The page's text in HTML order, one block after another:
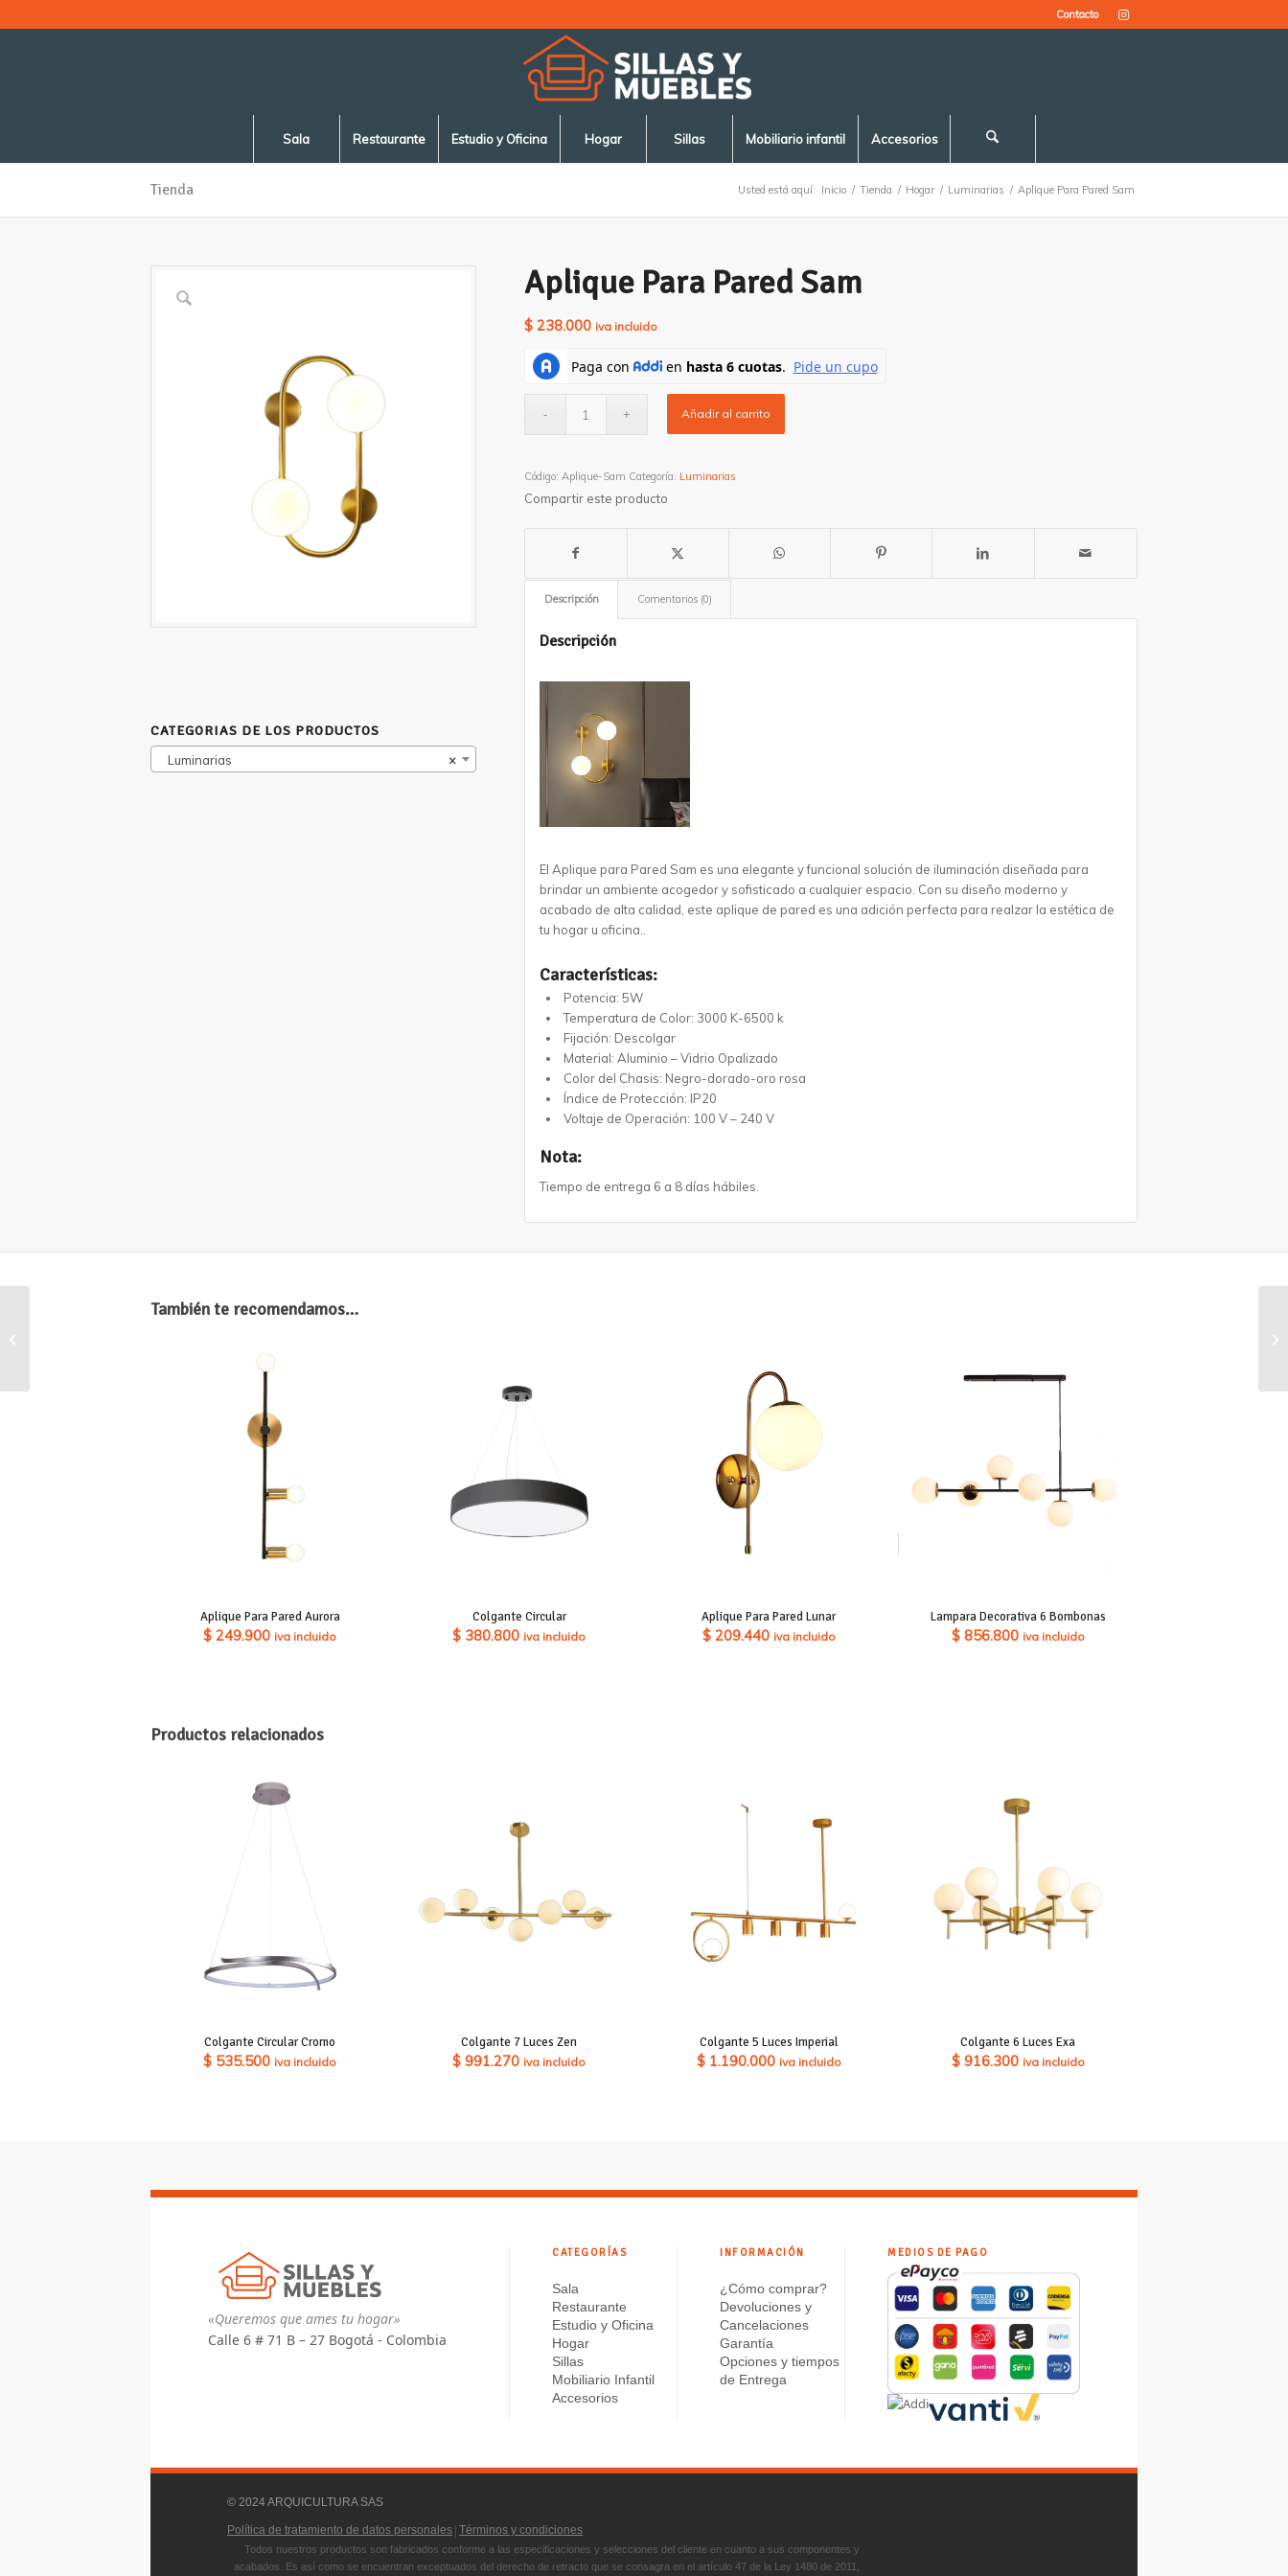
Contacto
Sala Restaurante Estudio y Oficina Hogar Sillas Mobiliario infantil Accesorios
Tienda Usted está aquí: Inicio / Tienda / Hogar / Luminarias / Aplique Para Pared Sam
CATEGORIAS DE LOS PRODUCTOS
×
Luminarias
Aplique Para Pared Sam
$238.000 iva incluido
Añadir al carrito
Código: Aplique-Sam Categoría: Luminarias
Compartir este producto
Descripción Comentarios (0)
Descripción
El Aplique para Pared Sam es una elegante y funcional solución de iluminación diseñada para
brindar un ambiente acogedor y sofisticado a cualquier espacio. Con su diseño moderno y
acabado de alta calidad, este aplique de pared es una adición perfecta para realzar la estética de
tu hogar u oficina..
Características:
Potencia: 5W
Temperatura de Color: 3000 K-6500 k
Fijación: Descolgar
Material: Aluminio – Vidrio Opalizado
Color del Chasis: Negro-dorado-oro rosa
Índice de Protección: IP20
Voltaje de Operación: 100 V – 240 V
Nota:
Tiempo de entrega 6 a 8 días hábiles.
También te recomendamos…
Aplique Para Pared Aurora
$ 249.900 iva incluido
Colgante Circular
$ 380.800 iva incluido
Aplique Para Pared Lunar
$209.440 iva incluido
Lampara Decorativa 6 Bombonas
$856.800 iva incluido
Productos relacionados
Colgante Circular Cromo
$ 535.500 iva incluido
Colgante 7 Luces Zen
$ 991.270 iva incluido
Colgante 5 Luces Imperial
$1.190.000 iva incluido
Colgante 6 Luces Exa
$916.300 iva incluido
«Queremos que ames tu hogar»
Calle 6 # 71 B – 27 Bogotá - Colombia
CATEGORÍAS
Sala
Restaurante
Estudio y Oficina
Hogar
Sillas
Mobiliario Infantil
Accesorios
INFORMACIÓN
¿Cómo comprar?
Devoluciones y
Cancelaciones
Garantía
Opciones y tiempos
de Entrega
MEDIOS DE PAGO
© 2024 ARQUICULTURA SAS
Política de tratamiento de datos personales | Términos y condiciones
Todos nuestros productos son fabricados conforme a las especificaciones y selecciones del cliente en cuanto a sus componentes y
acabados. Es así como se encuentran exceptuados del derecho de retracto que se consagra en el artículo 47 de la Ley 1480 de 2011,